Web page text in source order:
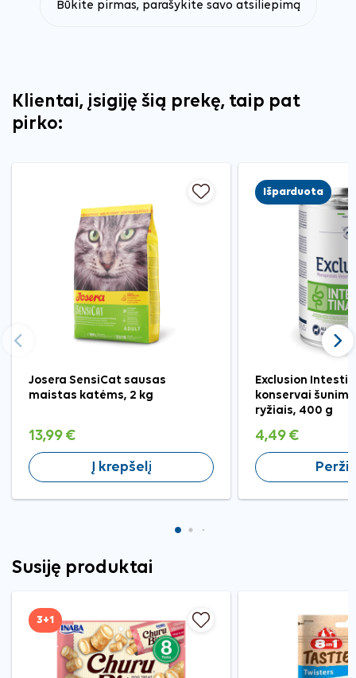
Būkite pirmas, parašykite savo atsiliepimą
Klientai, įsigiję šią prekę, taip pat
pirko:
Josera SensiCat sausas
maistas katėms, 2 kg
13,99 €
Į krepšelį
Išparduota
Exclusion
konservai
ryžiais, 400 g
4,49 €
Ankstesnis
Susiję produktai
3+1